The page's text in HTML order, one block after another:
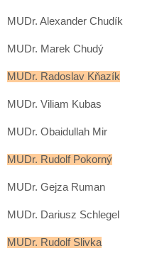
MUDr. Alexander Chudík
MUDr. Marek Chudý
MUDr. Radoslav Kňazík
MUDr. Viliam Kubas
MUDr. Obaidullah Mir
MUDr. Rudolf Pokorný
MUDr. Gejza Ruman
MUDr. Dariusz Schlegel
MUDr. Rudolf Slivka